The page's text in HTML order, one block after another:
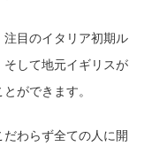
目のイタリア初期ル
して地元イギリスが
ができます。
わらず全ての人に開